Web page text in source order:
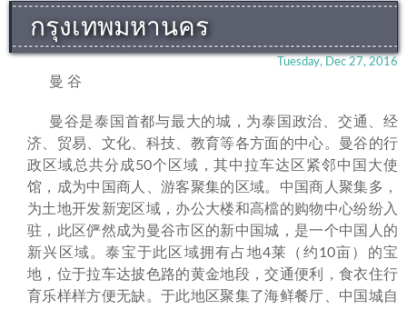
กรุงเทพมหานคร
Tuesday, Dec 27, 2016
曼 谷
曼谷是泰国首都与最大的城，为泰国政治、交通、经
济、贸易、文化、科技、教育等各方面的中心。曼谷的行
政区域总共分成50个区域，其中拉车达区紧邻中国大使
馆，成为中国商人、游客聚集的区域。中国商人聚集多，
为土地开发新宠区域，办公大楼和高檔的购物中心纷纷入
驻，此区俨然成为曼谷市区的新中国城，是一个中国人的
新兴区域。泰宝于此区域拥有占地4莱（约10亩）的宝
地，位于拉车达披色路的黄金地段，交通便利，食衣住行
育乐样样方便无缺。于此地区聚集了海鲜餐厅、中国城自